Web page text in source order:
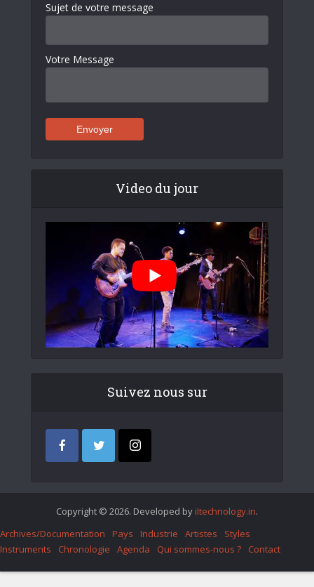
Sujet de votre message
Votre Message
Video du jour
Suivez nous sur
Copyright © 2026. Developed by iItechnology.in.
Archives/Documentation
Pays Industrie Artistes
Styles
Instruments
Chronologie Agenda Qui sommes-nous ? Contact